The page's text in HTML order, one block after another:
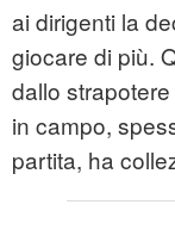
ai dirigenti la
giocare di più.
dallo
in campo,
partita, ha